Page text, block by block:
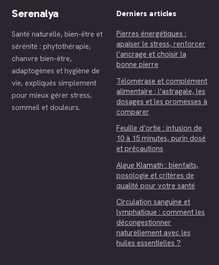
Serenalya
Santé naturelle, bien-être et
sérénité : phytothérapie,
chanvre bien-être,
adaptogènes et hygiène de
vie, expliqués simplement
pour mieux gérer stress,
sommeil et douleurs.
Derniers articles
Pierres énergétiques :
apaiser le stress, renforcer
l’ancrage et choisir la
bonne pierre
Télomérase et complément
alimentaire : l’astragale, les
dosages et les promesses à
comparer
Feuille d’ortie : infusion de
10 à 15 minutes, purin dosé
et précautions
Algue Klamath : bienfaits,
posologie et critères de
qualité pour votre santé
Circulation sanguine et
lymphatique : comment les
décongestionner
naturellement avec les
huiles essentielles ?